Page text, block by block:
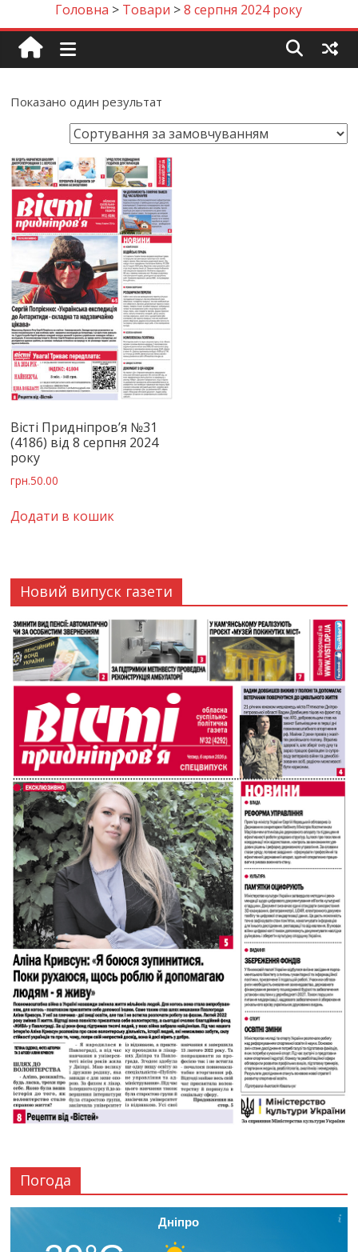
Головна > Товари >8 серпня 2024 року
Показано один результат
Вісті Придніпров’я №31
(4186) від 8 серпня 2024
року
грн.50.00
Додати в кошик
Новий випуск газети
Погода
Дніпро